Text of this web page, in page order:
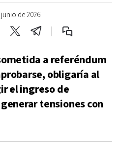
de 2026
a referéndum
obligaría al
el ingreso de
tensiones con